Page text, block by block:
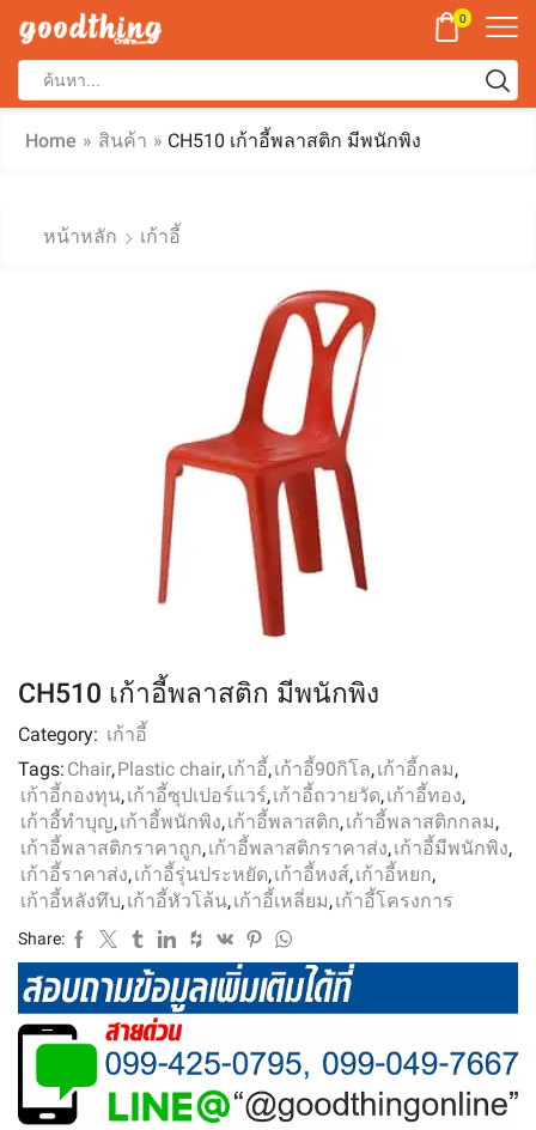
0
Home » สินค้า » CH510 เก้าอี้พลาสติก มีพนักพิง
หน้าหลัก เก้าอี้
CH510 เก้าอี้พลาสติก มีพนักพิง
Category: เก้าอี้
Tags: Chair,Plastic chair,เก้าอี้,เก้าอี้90กิโล,เก้าอี้กลม,
เก้าอี้กองทุน,เก้าอี้ซุปเปอร์แวร์,เก้าอี้ถวายวัด,เก้าอี้ทอง,
เก้าอี้ทำบุญ,เก้าอี้พนักพิง,เก้าอี้พลาสติก,เก้าอี้พลาสติกกลม,
เก้าอี้พลาสติกราคาถูก,เก้าอี้พลาสติกราคาส่ง,เก้าอี้มีพนักพิง,
เก้าอี้ราคาส่ง,เก้าอี้รุ่นประหยัด,เก้าอี้หงส์,เก้าอี้หยก,
เก้าอี้หลังทึบ,เก้าอี้หัวโล้น,เก้าอี้เหลี่ยม,เก้าอี้โครงการ
Share: